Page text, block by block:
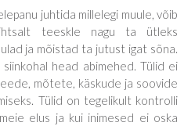
juhtida millelegi muule, võib
teeskle nagu ta ütleks
ja mõistad ta jutust igat sõna.
head abimehed. Tülid ei
mõtete, käskude ja soovide
Tülid on tegelikult kontrolli
elus ja kui inimesed ei oska